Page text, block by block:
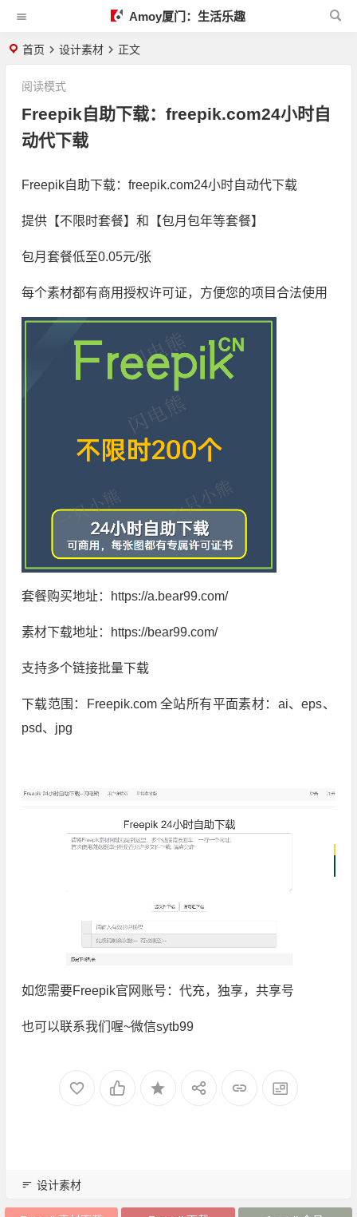
Amoy厦门：生活乐趣
首页 设计素材 正文
Freepik自助下载：freepik.com24小时自
动代下载
阅读模式
Freepik自助下载：freepik.com24小时自动代下载
提供【不限时套餐】和【包月包年等套餐】
包月套餐低至0.05元/张
每个素材都有商用授权许可证，方便您的项目合法使用
套餐购买地址：https://a.bear99.com/
素材下载地址：https://bear99.com/
支持多个链接批量下载
下载范围：Freepik.com 全站所有平面素材：ai、eps、
psd、jpg
如您需要Freepik官网账号：代充，独享，共享号
也可以联系我们喔~微信sytb99
设计素材